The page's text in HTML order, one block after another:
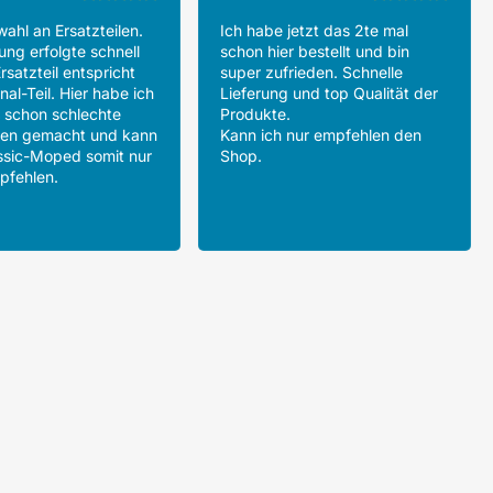
an Ersatzteilen.
erfolgte schnell
entspricht
Teil. Hier habe ich
schon schlechte
gemacht und kann
Moped somit nur
Ich habe jetzt das 2te mal
schon hier bestellt und bin
super zufrieden. Schnelle
Lieferung und top Qualität der
Produkte.
Kann ich nur empfehlen den
Shop.